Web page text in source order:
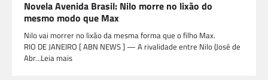
Novela Avenida Brasil: Nilo morre no lixão do
mesmo modo que Max
Nilo vai morrer no lixão da mesma forma que o filho Max.
RIO DE JANEIRO [ ABN NEWS ] — A rivalidade entre Nilo (José de
Abr…Leia mais